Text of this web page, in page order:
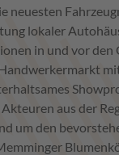
neuesten
lokaler
in und vor den
aus der
um den